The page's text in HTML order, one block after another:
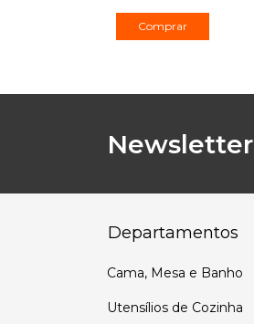
Comprar
Newsletter
Departamentos
Cama, Mesa e Banho
Utensílios de Cozinha